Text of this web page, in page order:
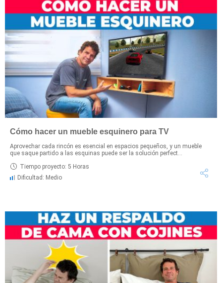
Cómo hacer un mueble esquinero para TV
Aprovechar cada rincón es esencial en espacios pequeños, y un mueble
que saque partido a las esquinas puede ser la solución perfect...
Tiempo proyecto: 5 Horas
Dificultad: Medio